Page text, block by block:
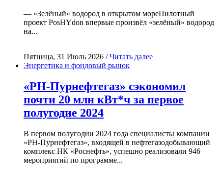
— «Зелёный» водород в открытом мореПилотный
проект PosHYdon впервые произвёл «зелёный» водород
на...
Пятница, 31 Июль 2026 /Читать далее
Энергетика и фондовый рынок
«РН-Пурнефтегаз» сэкономил
почти 20 млн кВт*ч за первое
полугодие 2024
В первом полугодии 2024 года специалисты компании
«РН-Пурнефтегаз», входящей в нефтегазодобывающий
комплекс НК «Роснефть», успешно реализовали 946
мероприятий по программе...